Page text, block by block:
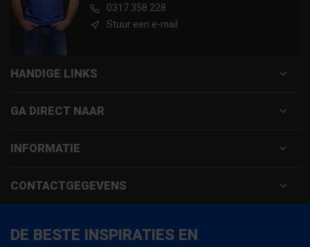
0317 358 228
Stuur een e-mail
HANDIGE LINKS
GA DIRECT NAAR
INFORMATIE
CONTACTGEGEVENS
DE BESTE INSPIRATIES EN